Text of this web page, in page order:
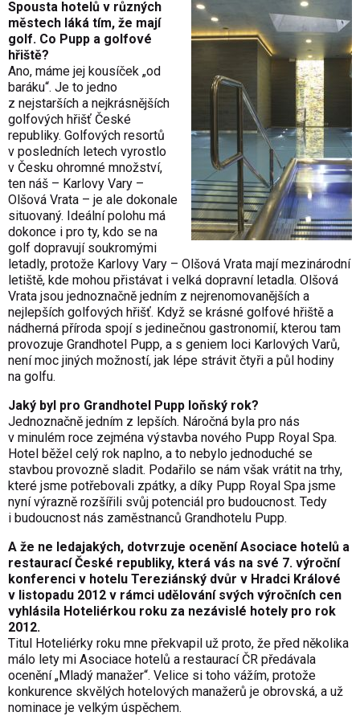
Spousta hotelů v různých
městech láká tím, že mají
golf. Co Pupp a golfové
hřiště?
Ano, máme jej kousíček „od
baráku“. Je to jedno
z nejstarších a nejkrásnějších
golfových hřišť České
republiky. Golfových resortů
v posledních letech vyrostlo
v Česku ohromné množství,
ten náš – Karlovy Vary –
Olšová Vrata – je ale dokonale
situovaný. Ideální polohu má
dokonce i pro ty, kdo se na
golf dopravují soukromými
letadly, protože Karlovy Vary – Olšová Vrata mají mezinárodní
letiště, kde mohou přistávat i velká dopravní letadla. Olšová
Vrata jsou jednoznačně jedním z nejrenomova­nějších a
nejlepších golfových hřišť. Když se krásné golfové hřiště a
nádherná příroda spojí s jedinečnou gastronomií, kterou tam
provozuje Grandhotel Pupp, a s geniem loci Karlových Varů,
není moc jiných možností, jak lépe strávit čtyři a půl hodiny
na golfu.
Jaký byl pro Grandhotel Pupp loňský rok?
Jednoznačně jedním z lepších. Náročná byla pro nás
v minulém roce zejména výstavba nového Pupp Royal Spa.
Hotel běžel celý rok naplno, a to nebylo jednoduché se
stavbou provozně sladit. Podařilo se nám však vrátit na trhy,
které jsme potřebovali zpátky, a díky Pupp Royal Spa jsme
nyní výrazně rozšířili svůj potenciál pro budoucnost. Tedy
i budoucnost nás zaměstnanců Grandhotelu Pupp.
A že ne ledajakých, dotvrzuje ocenění Asociace hotelů a
restaurací České republiky, která vás na své 7. výroční
konferenci v hotelu Tereziánský dvůr v Hradci Králové
v listopadu 2012 v rámci udělování svých výročních cen
vyhlásila Hoteliérkou roku za nezávislé hotely pro rok
2012.
Titul Hoteliérky roku mne překvapil už proto, že před několika
málo lety mi Asociace hotelů a restaurací ČR předávala
ocenění „Mladý manažer“. Velice si toho vážím, protože
konkurence skvělých hotelových manažerů je obrovská, a už
nominace je velkým úspěchem.